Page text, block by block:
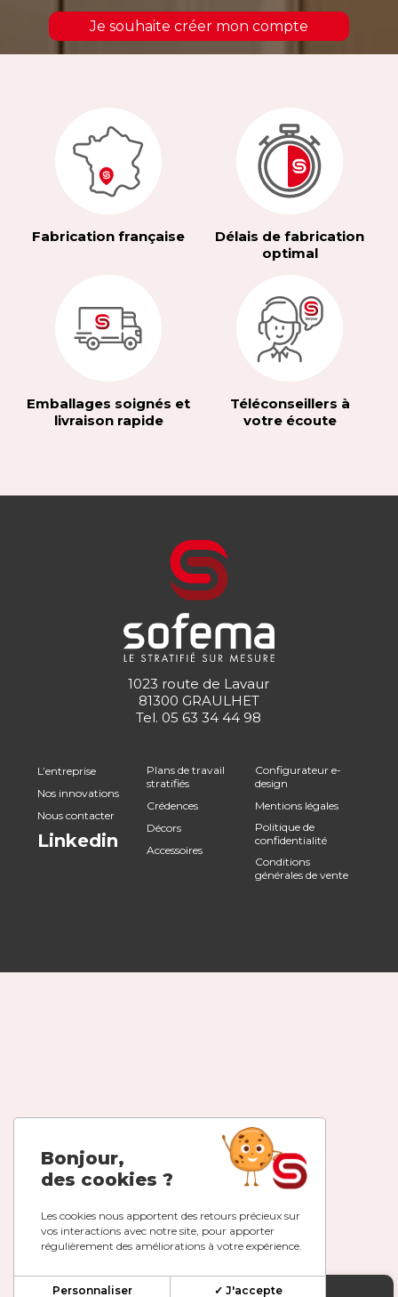
Je souhaite créer mon compte
Fabrication française
Délais de fabrication
optimal
Emballages soignés et
livraison rapide
Téléconseillers à
votre écoute
1023 route de Lavaur
81300 GRAULHET
Tel. 05 63 34 44 98
L’entreprise
Nos innovations
Nous contacter
Linkedin
Plans de travail
stratifiés
Crédences
Décors
Accessoires
Configurateur e-
design
Mentions légales
Politique de
confidentialité
Conditions
générales de vente
Bonjour,
des cookies ?
Les cookies nous apportent des retours précieux sur
vos interactions avec notre site, pour apporter
régulièrement des améliorations à votre expérience.
✓ J'accepte
Personnaliser